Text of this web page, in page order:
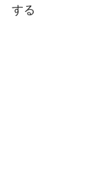
する